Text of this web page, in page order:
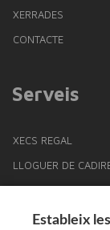
XERRADES
CONTACTE
Serveis
XECS REGAL
LLOGUER DE
XERRADES A LA
NOU ANALISI DE
Estableix